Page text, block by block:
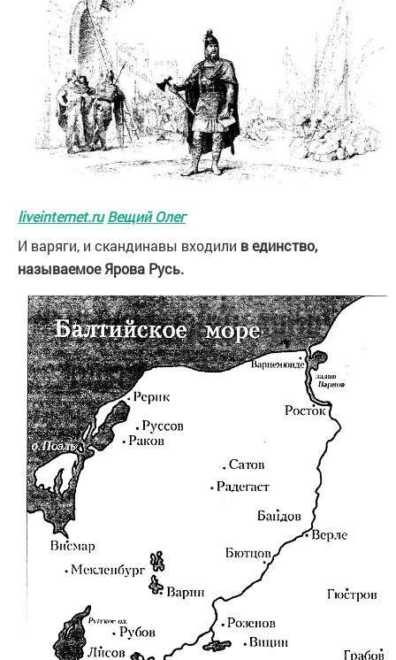
liveinternet.ru Вещий Олег
И варяги, и скандинавы входили в единство,
называемое Ярова Русь.